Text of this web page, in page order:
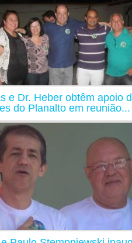
e Dr. Heber obtêm apoio
do Planalto em reunião...